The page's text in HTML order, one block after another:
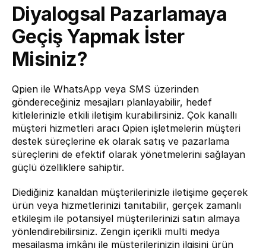
Diyalogsal Pazarlamaya
Geçiş Yapmak İster
Misiniz?
Qpien ile WhatsApp veya SMS üzerinden
göndereceğiniz mesajları planlayabilir, hedef
kitlelerinizle etkili iletişim kurabilirsiniz. Çok kanallı
müşteri hizmetleri aracı Qpien işletmelerin müşteri
destek süreçlerine ek olarak satış ve pazarlama
süreçlerini de efektif olarak yönetmelerini sağlayan
güçlü özelliklere sahiptir.
Diediğiniz kanaldan müşterilerinizle iletişime geçerek
ürün veya hizmetlerinizi tanıtabilir, gerçek zamanlı
etkileşim ile potansiyel müşterilerinizi satın almaya
yönlendirebilirsiniz. Zengin içerikli multi medya
mesajlaşma imkânı ile müşterilerinizin ilgisini ürün